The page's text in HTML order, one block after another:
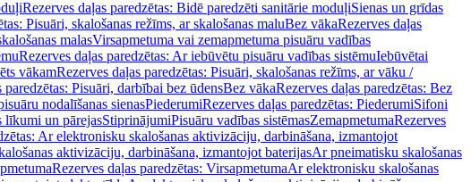
Rezerves daļas paredzētas: Bidē paredzēti sanitārie moduļiSienas un grīdas
Pisuāri, skalošanas režīms, ar skalošanas maluBez vākaRezerves daļas
malasVirsapmetuma vai zemapmetuma pisuāru vadības
Rezerves daļas paredzētas: Ar iebūvētu pisuāru vadības sistēmuIebūvētai
vākamRezerves daļas paredzētas: Pisuāri, skalošanas režīms, ar vāku /
paredzētas: Pisuāri, darbībai bez ūdensBez vākaRezerves daļas paredzētas: Bez
nodalīšanas sienasPiederumiRezerves daļas paredzētas: PiederumiSifoni
līkumi un pārejasStiprinājumiPisuāru vadības sistēmasZemapmetumaRezerves
Ar elektronisku skalošanas aktivizāciju, darbināšana, izmantojot
aktivizāciju, darbināšana, izmantojot baterijasAr pneimatisku skalošanas
Rezerves daļas paredzētas: VirsapmetumaAr elektronisku skalošanas